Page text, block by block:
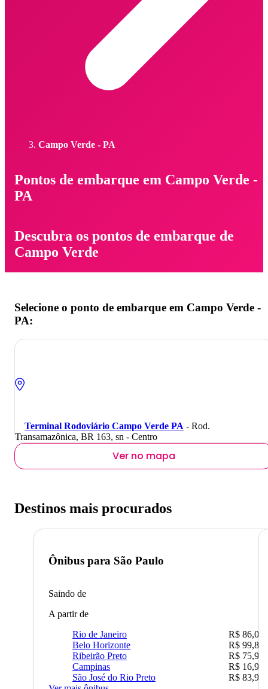
Campo Verde - PA
Pontos de embarque em Campo Verde -
PA
Descubra os pontos de embarque de
Campo Verde
Selecione o ponto de embarque em Campo Verde -
PA:
Terminal Rodoviário Campo Verde PA - Rod.
Transamazônica, BR 163, sn - Centro
Ver no mapa
Destinos mais procurados
Ônibus para São Paulo
Saindo de
A partir de
Rio de Janeiro
R$ 86,00
Belo Horizonte
R$ 99,89
Ribeirão Preto
R$ 75,90
Campinas
R$ 16,90
São José do Rio Preto
R$ 83,90